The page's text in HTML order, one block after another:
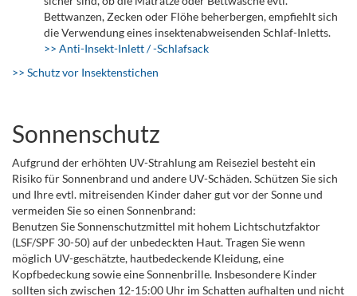
Bettwanzen, Zecken oder Flöhe beherbergen, empfiehlt sich
die Verwendung eines insektenabweisenden Schlaf-Inletts.
>> Anti-Insekt-Inlett / -Schlafsack
>> Schutz vor Insektenstichen
Sonnenschutz
Aufgrund der erhöhten UV-Strahlung am Reiseziel besteht ein
Risiko für Sonnenbrand und andere UV-Schäden. Schützen Sie sich
und Ihre evtl. mitreisenden Kinder daher gut vor der Sonne und
vermeiden Sie so einen Sonnenbrand:
Benutzen Sie Sonnenschutzmittel mit hohem Lichtschutzfaktor
(LSF/SPF 30-50) auf der unbedeckten Haut. Tragen Sie wenn
möglich UV-geschätzte, hautbedeckende Kleidung, eine
Kopfbedeckung sowie eine Sonnenbrille. Insbesondere Kinder
sollten sich zwischen 12-15:00 Uhr im Schatten aufhalten und nicht